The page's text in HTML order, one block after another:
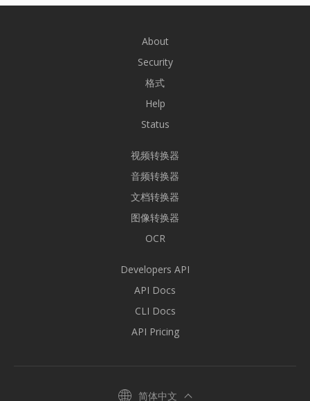
About
Security
格式
Help
Status
视频转换器
音频转换器
文档转换器
图像转换器
OCR
Developers API
API Docs
CLI Docs
API Pricing
简体中文